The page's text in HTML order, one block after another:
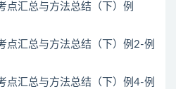
点汇总与方法总结（下）例
点汇总与方法总结（下）例2-例
点汇总与方法总结（下）例4-例